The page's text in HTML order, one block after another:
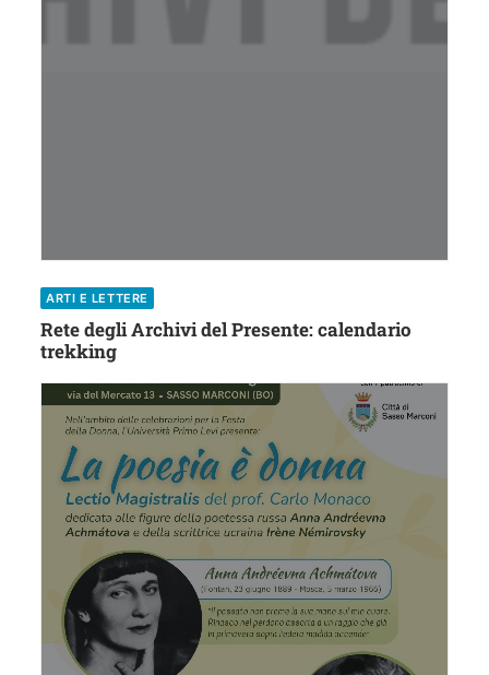
ARTI E LETTERE
Rete degli Archivi del Presente: calendario
trekking